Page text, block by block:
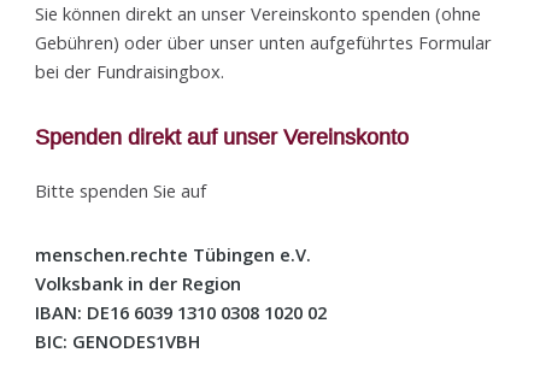
Sie können direkt an unser Vereinskonto spenden (ohne
Gebühren) oder über unser unten aufgeführtes Formular
bei der Fundraisingbox.
Spenden direkt auf unser Vereinskonto
Bitte spenden Sie auf
menschen.rechte Tübingen e.V.
Volksbank in der Region
IBAN: DE16 6039 1310 0308 1020 02
BIC: GENODES1VBH